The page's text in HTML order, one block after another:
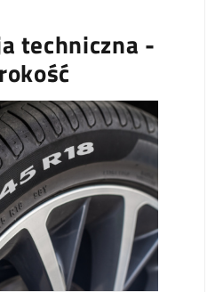
techniczna -